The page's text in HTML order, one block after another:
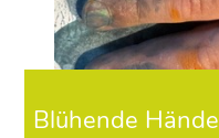
Blühende Hände